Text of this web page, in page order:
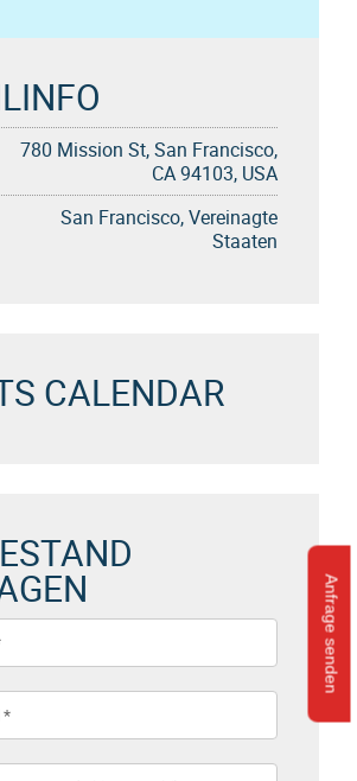
Anfrage senden
780 Mission St, San Francisco,
CA 94103, USA
San Francisco, Vereinagte
Staaten
CALENDAR